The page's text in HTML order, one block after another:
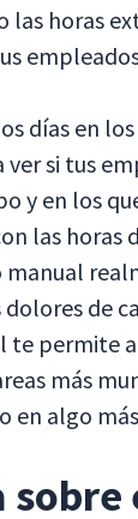
las horas
días en
ver si tus
y en los
las horas
manual
de
te permite
más
en algo
sobre